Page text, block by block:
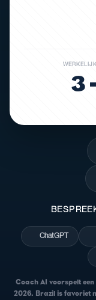
3
ChatGPT
Coach AI voorspelt
2026. Brazil is favoriet